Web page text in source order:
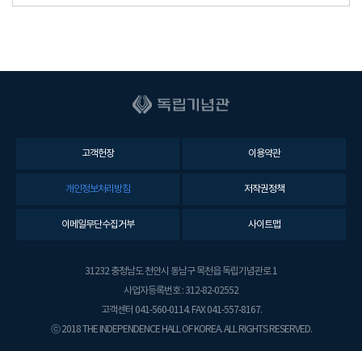
고객헌장 이용약관
개인정보처리방침 저작권정책
이메일무단수집거부 사이트맵
31232 충청남도 천안시 동남구 목천읍 독립기념관로 1
사업자등록번호 : 312-82-02552
고객센터 041-560-0114. FAX 041-557-8167.
ⓒ 2018 THE INDEPENDENCE HALL OF KOREA. ALL RIGHTS RESERVED.